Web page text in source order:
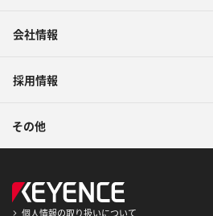
会社情報
採用情報
その他
個人情報の取り扱いについて